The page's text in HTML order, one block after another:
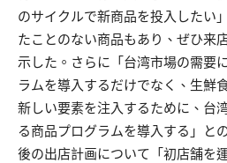
のサイクルで新商品を投入したい
たことのない商品もあり、ぜひ来
示した。さらに「台湾市場の需要
ラムを導入するだけでなく、生鮮
新しい要素を注入するために、台
る商品プログラムを導入する」と
後の出店計画について「初店舗を